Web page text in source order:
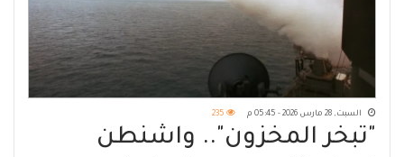
السبت, 28 مارس 2026 - 05:45 م 235
"تبخر المخزون".. واشنطن